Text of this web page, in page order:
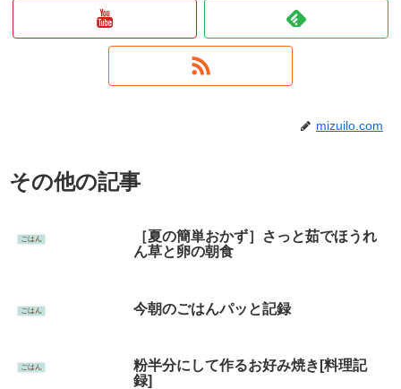
mizuilo.com
その他の記事
ごはん
［夏の簡単おかず］さっと茹でほうれ
ん草と卵の朝食
ごはん 今朝のごはんパッと記録
ごはん
粉半分にして作るお好み焼き[料理記
録]